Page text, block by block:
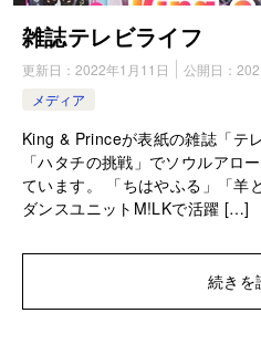
雑誌テレビライフ
更新日： 2022年1月11日 公開日：
メディア
King & Princeが表紙の雑誌「テ
「ハタチの挑戦」でソウルアロ
ています。 「ちはやふる」「羊
ダンスユニットM!LKで活躍 […]
続きを